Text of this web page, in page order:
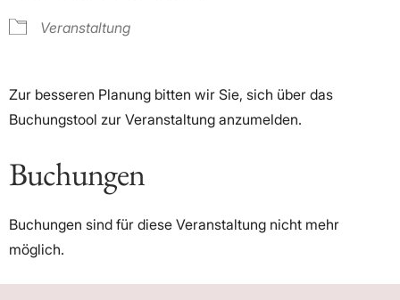
Veranstaltung
Zur besseren Planung bitten wir Sie, sich über das
Buchungstool zur Veranstaltung anzumelden.
Buchungen
Buchungen sind für diese Veranstaltung nicht mehr
möglich.